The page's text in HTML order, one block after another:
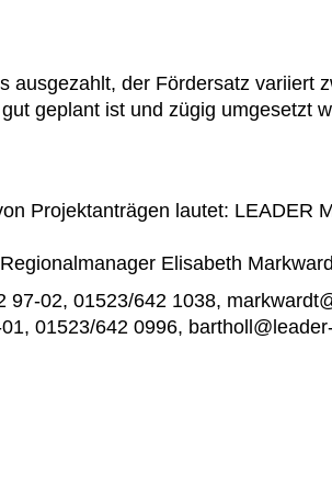
ausgezahlt, der Fördersatz
geplant ist und zügig umgesetzt
Projektanträgen lautet: LEADER
Elisabeth
97-02, 01523/642 1038,
01523/642 0996,